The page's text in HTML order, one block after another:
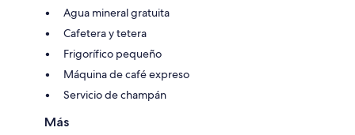
Agua mineral gratuita
Cafetera y tetera
Frigorífico pequeño
Máquina de café expreso
Servicio de champán
Más